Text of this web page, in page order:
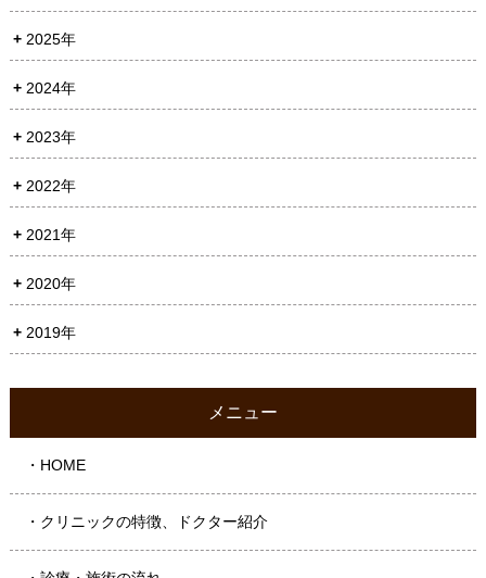
2025年
2024年
2023年
2022年
2021年
2020年
2019年
メニュー
・HOME
・クリニックの特徴、ドクター紹介